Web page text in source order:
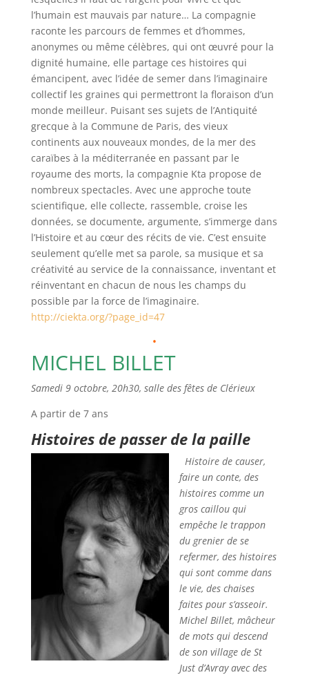
l’humain est mauvais par nature… La compagnie
raconte les parcours de femmes et d’hommes,
anonymes ou même célèbres, qui ont œuvré pour la
dignité humaine, elle partage ces histoires qui
émancipent, avec l’idée de semer dans l’imaginaire
collectif les graines qui permettront la floraison d’un
monde meilleur. Puisant ses sujets de l’Antiquité
grecque à la Commune de Paris, des vieux
continents aux nouveaux mondes, de la mer des
caraïbes à la méditerranée en passant par le
royaume des morts, la compagnie Kta propose de
nombreux spectacles. Avec une approche toute
scientifique, elle collecte, rassemble, croise les
données, se documente, argumente, s’immerge dans
l’Histoire et au cœur des récits de vie. C’est ensuite
seulement qu’elle met sa parole, sa musique et sa
créativité au service de la connaissance, inventant et
réinventant en chacun de nous les champs du
possible par la force de l’imaginaire.
http://ciekta.org/?page_id=47
.
MICHEL BILLET
Samedi 9 octobre, 20h30, salle des fêtes de Clérieux
A partir de 7 ans
Histoires de passer de la paille
Histoire de causer,
faire un conte, des
histoires comme un
gros caillou qui
empêche le trappon
du grenier de se
refermer, des histoires
qui sont comme dans
le vie, des chaises
faites pour s’asseoir.
Michel Billet, mâcheur
de mots qui descend
de son village de St
Just d’Avray avec des